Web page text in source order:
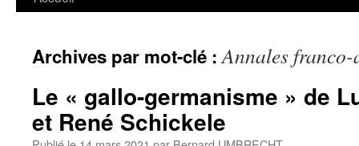
Archives par mot-clé :Annales franco-
Le « gallo-germanisme » de
et René Schickele